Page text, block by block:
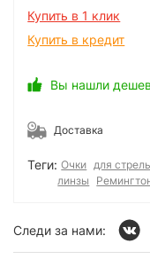
Купить в 1 клик
Купить в кредит
Вы нашли
Доставка
Теги: Очки для
линзы
Следи за нами: